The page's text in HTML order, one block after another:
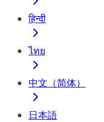
हिन्दी
ไทย
中文（简体）
日本語